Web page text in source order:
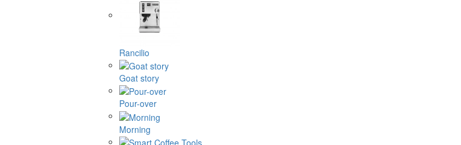
Rancilio
Goat story
Pour-over
Morning